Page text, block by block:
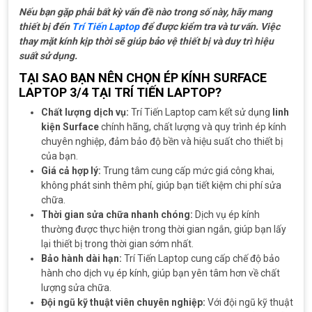
Nếu bạn gặp phải bất kỳ vấn đề nào trong số này, hãy mang
thiết bị đến Trí Tiến Laptopđể được kiểm tra và tư vấn. Việc
thay mặt kính kịp thời sẽ giúp bảo vệ thiết bị và duy trì hiệu
suất sử dụng.
TẠI SAO BẠN NÊN CHỌN ÉP KÍNH SURFACE
LAPTOP 3/4 TẠI TRÍ TIẾN LAPTOP?
Chất lượng dịch vụ: Trí Tiến Laptop cam kết sử dụng linh
kiện Surfacechính hãng, chất lượng và quy trình ép kính
chuyên nghiệp, đảm bảo độ bền và hiệu suất cho thiết bị
của bạn.
Giá cả hợp lý: Trung tâm cung cấp mức giá công khai,
không phát sinh thêm phí, giúp bạn tiết kiệm chi phí sửa
chữa.
Thời gian sửa chữa nhanh chóng: Dịch vụ ép kính
thường được thực hiện trong thời gian ngắn, giúp bạn lấy
lại thiết bị trong thời gian sớm nhất.
Bảo hành dài hạn: Trí Tiến Laptop cung cấp chế độ bảo
hành cho dịch vụ ép kính, giúp bạn yên tâm hơn về chất
lượng sửa chữa.
Đội ngũ kỹ thuật viên chuyên nghiệp: Với đội ngũ kỹ thuật